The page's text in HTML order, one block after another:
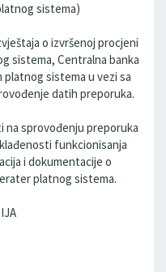
sistema)
o izvršenoj procjeni
sistema, Centralna banka
sistema u vezi sa
datih preporuka.
na sprovođenju preporuka
funkcionisanja
i dokumentacije o
platnog sistema.